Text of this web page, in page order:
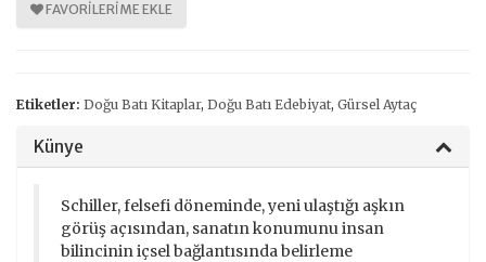
FAVORILERIME EKLE
Etiketler: Doğu Batı Kitaplar, Doğu Batı Edebiyat, Gürsel Aytaç
Künye
Schiller, felsefi döneminde, yeni ulaştığı aşkın
görüş açısından, sanatın konumunu insan
bilincinin içsel bağlantısında belirleme